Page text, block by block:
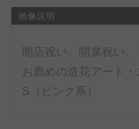
画像説明
開店祝い、開業祝い
お薦めの造花アート
S（ピンク系）